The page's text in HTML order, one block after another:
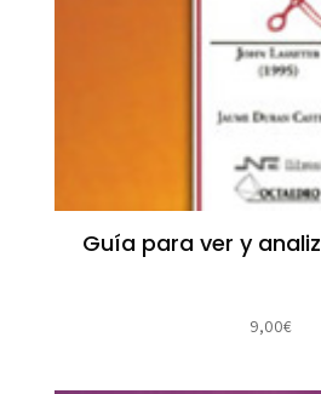
Guía para ver y
9,00€